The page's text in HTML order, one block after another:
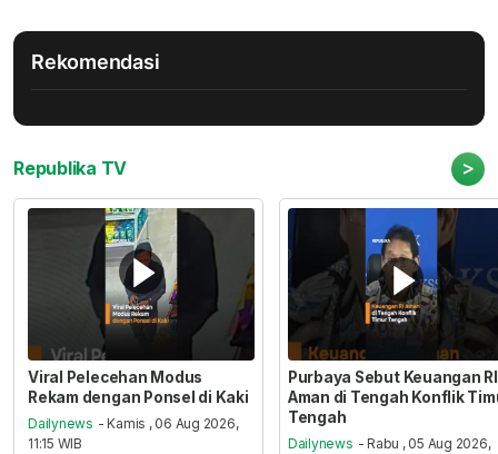
Rekomendasi
Republika TV >
Viral Pelecehan Modus
Rekam dengan Ponsel di Kaki
Dailynews - Kamis , 06 Aug 2026,
11:15 WIB
Purbaya Sebut Keuangan RI
Aman di Tengah Konflik
Tengah
Dailynews - Rabu , 05 Aug 2026,